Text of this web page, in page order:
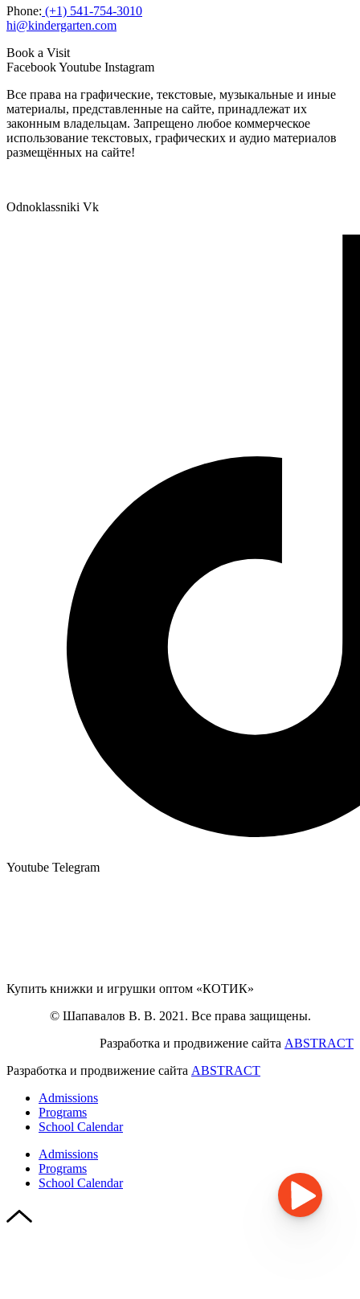
Phone: (+1) 541-754-3010
hi@kindergarten.com
Book a Visit
FacebookYoutube Instagram
Все права на графические, текстовые, музыкальные и иные
материалы, представленные на сайте, принадлежат их
законным владельцам. Запрещено любое коммерческое
использование текстовых, графических и аудио материалов
размещённых на сайте!
Odnoklassniki Vk
Youtube Telegram
Купить книжки и игрушки оптом «КОТИК»
© Шапавалов В. В. 2021. Все права защищены.
Разработка и продвижение сайта ABSTRACT
Разработка и продвижение сайта ABSTRACT
Admissions
Programs
School Calendar
Admissions
Programs
School Calendar